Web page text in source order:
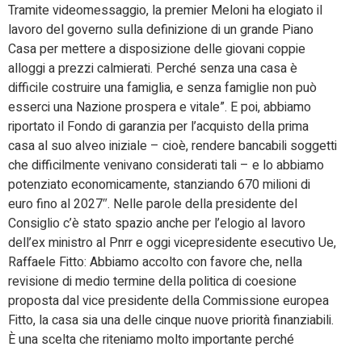
Tramite videomessaggio, la premier Meloni ha elogiato il
lavoro del governo sulla definizione di un grande Piano
Casa per mettere a disposizione delle giovani coppie
alloggi a prezzi calmierati. Perché senza una casa è
difficile costruire una famiglia, e senza famiglie non può
esserci una Nazione prospera e vitale”. E poi, abbiamo
riportato il Fondo di garanzia per l’acquisto della prima
casa al suo alveo iniziale – cioè, rendere bancabili soggetti
che difficilmente venivano considerati tali – e lo abbiamo
potenziato economicamente, stanziando 670 milioni di
euro fino al 2027″. Nelle parole della presidente del
Consiglio c’è stato spazio anche per l’elogio al lavoro
dell’ex ministro al Pnrr e oggi vicepresidente esecutivo Ue,
Raffaele Fitto: Abbiamo accolto con favore che, nella
revisione di medio termine della politica di coesione
proposta dal vice presidente della Commissione europea
Fitto, la casa sia una delle cinque nuove priorità finanziabili.
È una scelta che riteniamo molto importante perché